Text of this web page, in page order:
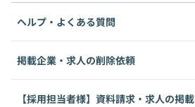
ヘルプ・よくある質問
掲載企業・求人の削除依頼
【採用担当者様】資料請求・求人の掲載